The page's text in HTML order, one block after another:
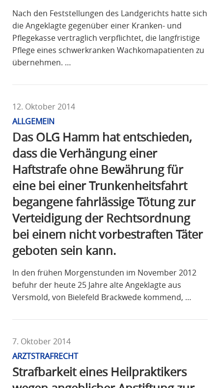
Nach den Feststellungen des Landgerichts hatte sich
die Angeklagte gegenüber einer Kranken- und
Pflegekasse vertraglich verpflichtet, die langfristige
Pflege eines schwerkranken Wachkomapatienten zu
übernehmen. …
12. Oktober 2014
ALLGEMEIN
Das OLG Hamm hat entschieden,
dass die Verhängung einer
Haftstrafe ohne Bewährung für
eine bei einer Trunkenheitsfahrt
begangene fahrlässige Tötung zur
Verteidigung der Rechtsordnung
bei einem nicht vorbestraften Täter
geboten sein kann.
In den frühen Morgenstunden im November 2012
befuhr der heute 25 Jahre alte Angeklagte aus
Versmold, von Bielefeld Brackwede kommend, …
7. Oktober 2014
ARZTSTRAFRECHT
Strafbarkeit eines Heilpraktikers